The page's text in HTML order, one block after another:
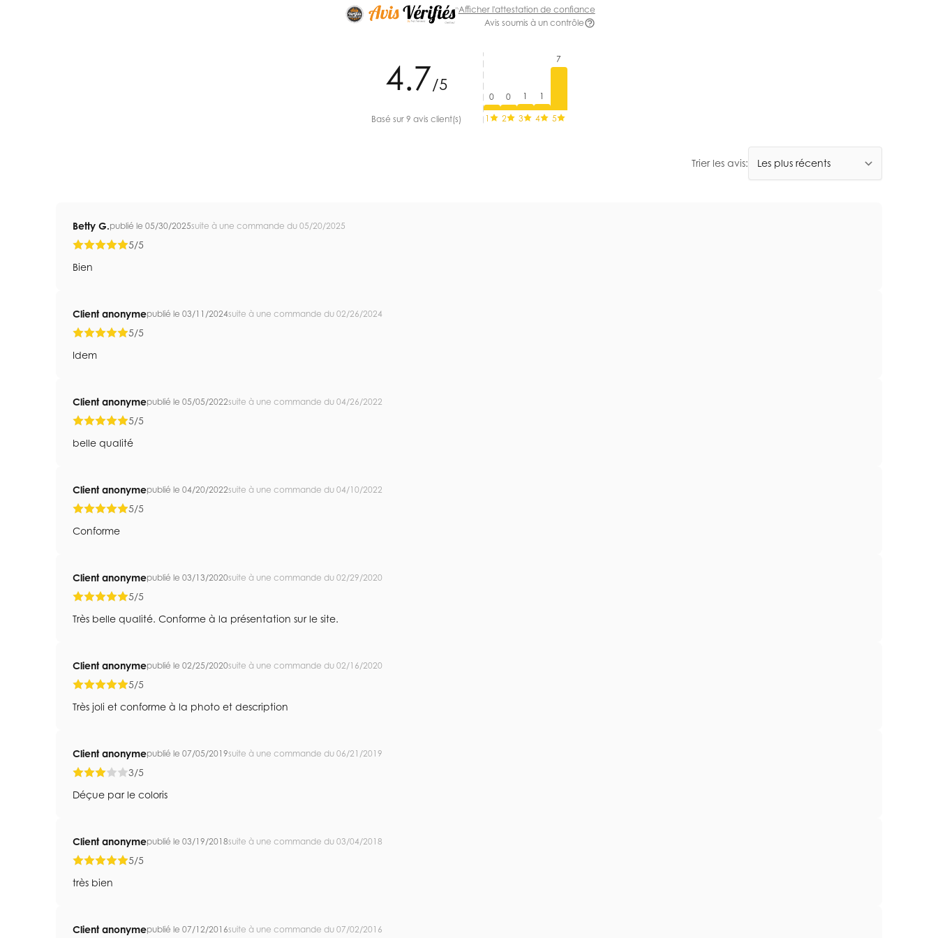
Afficher l'attestation de confiance
Avis soumis à un contrôle
4.7/5
Basé sur 9 avis client(s)
0
1
0
2
1
3
1
4
7
5
Trier les avis:
Betty G.publié le 05/30/2025suite à une commande du 05/20/2025
5/5
Bien
Client anonymepublié le 03/11/2024suite à une commande du 02/26/2024
5/5
Idem
Client anonymepublié le 05/05/2022suite à une commande du 04/26/2022
5/5
belle qualité
Client anonymepublié le 04/20/2022suite à une commande du 04/10/2022
5/5
Conforme
Client anonymepublié le 03/13/2020suite à une commande du 02/29/2020
5/5
Très belle qualité. Conforme à la présentation sur le site.
Client anonymepublié le 02/25/2020suite à une commande du 02/16/2020
5/5
Très joli et conforme à la photo et description
Client anonymepublié le 07/05/2019suite à une commande du 06/21/2019
3/5
Déçue par le coloris
Client anonymepublié le 03/19/2018suite à une commande du 03/04/2018
5/5
très bien
Client anonymepublié le 07/12/2016suite à une commande du 07/02/2016